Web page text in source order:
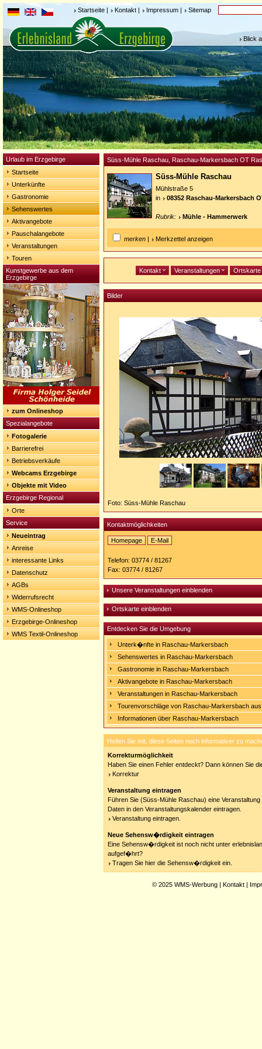
Startseite | Kontakt | Impressum | Sitemap
Blick
Urlaub im Erzgebirge
Startseite
Unterkünfte
Gastronomie
Sehenswertes
Aktivangebote
Pauschalangebote
Veranstaltungen
Touren
Kunstgewerbe aus dem
Erzgebirge
zum Onlineshop
Spezialangebote
Fotogalerie
Barrierefrei
Betriebsverkäufe
Webcams Erzgebirge
Objekte mit Video
Erzgebirge Regional
Orte
Service
Neueintrag
Anreise
interessante Links
Datenschutz
AGBs
Widerrufsrecht
WMS-Onlineshop
Erzgebirge-Onlineshop
WMS Textil-Onlineshop
Süss-Mühle Raschau, Raschau-Markersbach OT
Süss-Mühle Raschau
Mühlstraße 5
in
08352 Raschau-Markersbach
Rubrik: Mühle - Hammerwerk
merken | Merkzettel anzeigen
Kontakt Veranstaltungen Ortskarte
Bilder
Foto: Süss-Mühle Raschau
Kontaktmöglichkeiten
Homepage
http://www.suess-
muehle.de
E-Mail
Telefon: 03774 / 81267
Fax: 03774 / 81267
Unsere Veranstaltungen einblenden
Ortskarte einblenden
Entdecken Sie die Umgebung
Unterk�nfte in Raschau-Markersbach
Sehenswertes in Raschau-Markersbach
Gastronomie in Raschau-Markersbach
Aktivangebote in Raschau-Markersbach
Veranstaltungen in Raschau-Markersbach
Tourenvorschläge von Raschau-Markersbach aus
Informationen über Raschau-Markersbach
Helfen Sie mit, diese Seiten noch informativer zu
Korrekturmöglichkeit
Haben Sie einen Fehler entdeckt? Dann können Sie
Korrektur
Veranstaltung eintragen
Führen Sie (Süss-Mühle Raschau) eine
Daten in den Veranstaltungskalender eintragen.
Veranstaltung eintragen.
Neue Sehensw�rdigkeit eintragen
Eine Sehensw�rdigkeit ist noch nicht unter
aufgef�hrt?
Tragen Sie hier die Sehensw�rdigkeit ein.
© 2025 WMS-Werbung | Kontakt |